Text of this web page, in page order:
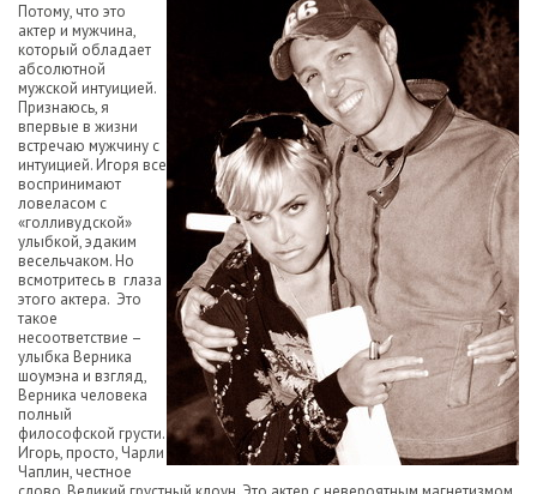
Потому, что это
актер и мужчина,
который обладает
абсолютной
мужской интуицией.
Признаюсь, я
впервые в жизни
встречаю мужчину с
интуицией. Игоря все
воспринимают
ловеласом с
«голливудской»
улыбкой, эдаким
весельчаком. Но
всмотритесь в глаза
этого актера. Это
такое
несоответствие –
улыбка Верника
шоумэна и взгляд,
Верника человека
полный
философской грусти.
Игорь, просто, Чарли
Чаплин, честное